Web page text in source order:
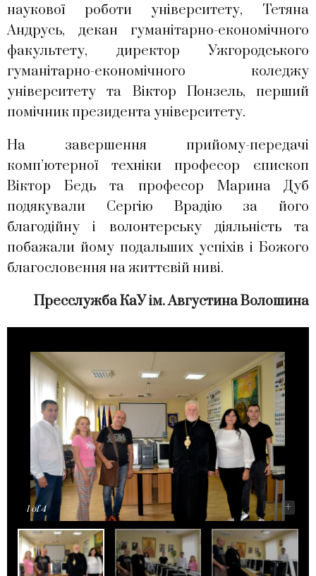
наукової роботи університету, Тетяна
Андрусь, декан гуманітарно-економічного
факультету, директор Ужгородського
гуманітарно-економічного коледжу
університету та Віктор Понзель, перший
помічник президента університету.
На завершення прийому-передачі
комп’ютерної техніки професор єпископ
Віктор Бедь та професор Марина Дуб
подякували Сергію Врадію за його
благодійну і волонтерську діяльність та
побажали йому подальших успіхів і Божого
благословення на життєвій ниві.
Пресслужба КаУ ім. Августина Волошина
1of 4 - +